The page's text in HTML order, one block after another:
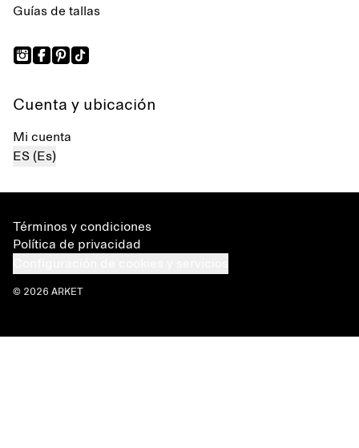
Guías de tallas
Cuenta y ubicación
Mi cuenta
ES (Es)
Términos y condiciones
Política de privacidad
© 2026 ARKET